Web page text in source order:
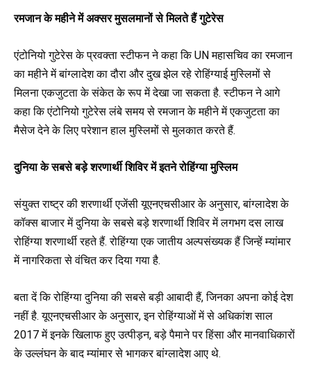
रमजान के महीने में अक्सर मुसलमानों से मिलते हैं गुटेरेस
एंटोनियो गुटेरेस के प्रवक्ता स्टीफन ने कहा कि UN महासचिव का रमजान
का महीने में बांग्लादेश का दौरा और दुख झेल रहे रोहिंग्याई मुस्लिमों से
मिलना एकजुटता के संकेत के रूप में देखा जा सकता है. स्टीफन ने आगे
कहा कि एंटोनियो गुटेरेस लंबे समय से रमजान के महीने में एकजुटता का
मैसेज देने के लिए परेशान हाल मुस्लिमों से मुलकात करते हैं.
दुनिया के सबसे बड़े शरणार्थी शिविर में इतने रोहिंग्या मुस्लिम
संयुक्त राष्ट्र की शरणार्थी एजेंसी यूएनएचसीआर के अनुसार, बांग्लादेश के
कॉक्स बाजार में दुनिया के सबसे बड़े शरणार्थी शिविर में लगभग दस लाख
रोहिंग्या शरणार्थी रहते हैं. रोहिंग्या एक जातीय अल्पसंख्यक हैं जिन्हें म्यांमार
में नागरिकता से वंचित कर दिया गया है.
बता दें कि रोहिंग्या दुनिया की सबसे बड़ी आबादी हैं, जिनका अपना कोई देश
नहीं है. यूएनएचसीआर के अनुसार, इन रोहिंग्याओं में से अधिकांश साल
2017 में इनके खिलाफ हुए उत्पीड़न, बड़े पैमाने पर हिंसा और मानवाधिकारों
के उल्लंघन के बाद म्यांमार से भागकर बांग्लादेश आए थे.